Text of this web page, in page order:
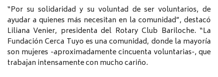
“Por su solidaridad y su voluntad de ser voluntarios, de
ayudar a quienes más necesitan en la comunidad”, destacó
Liliana Venier, presidenta del Rotary Club Bariloche. “La
Fundación Cerca Tuyo es una comunidad, donde la mayoría
son mujeres -aproximadamente cincuenta voluntarias-, que
trabajan intensamente con mucho cariño.